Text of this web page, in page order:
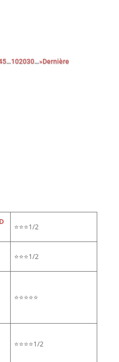
5…102030…»Dernière
⭐⭐⭐1/2
⭐⭐⭐1/2
⭐⭐⭐⭐⭐
⭐⭐⭐⭐1/2